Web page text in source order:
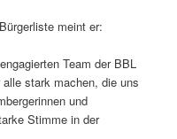
meint er:
Team der BBL
stark machen, die uns
und
Stimme in der